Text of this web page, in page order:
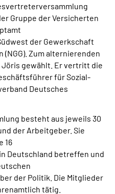
Gruppe der Versicherten
der Gewerkschaft
Zum alternierenden
gewählt. Er vertritt die
für Sozial-
Deutsches
besteht aus jeweils 30
der Arbeitgeber. Sie
16
Deutschland betreffen und
der Politik. Die Mitglieder
tätig.